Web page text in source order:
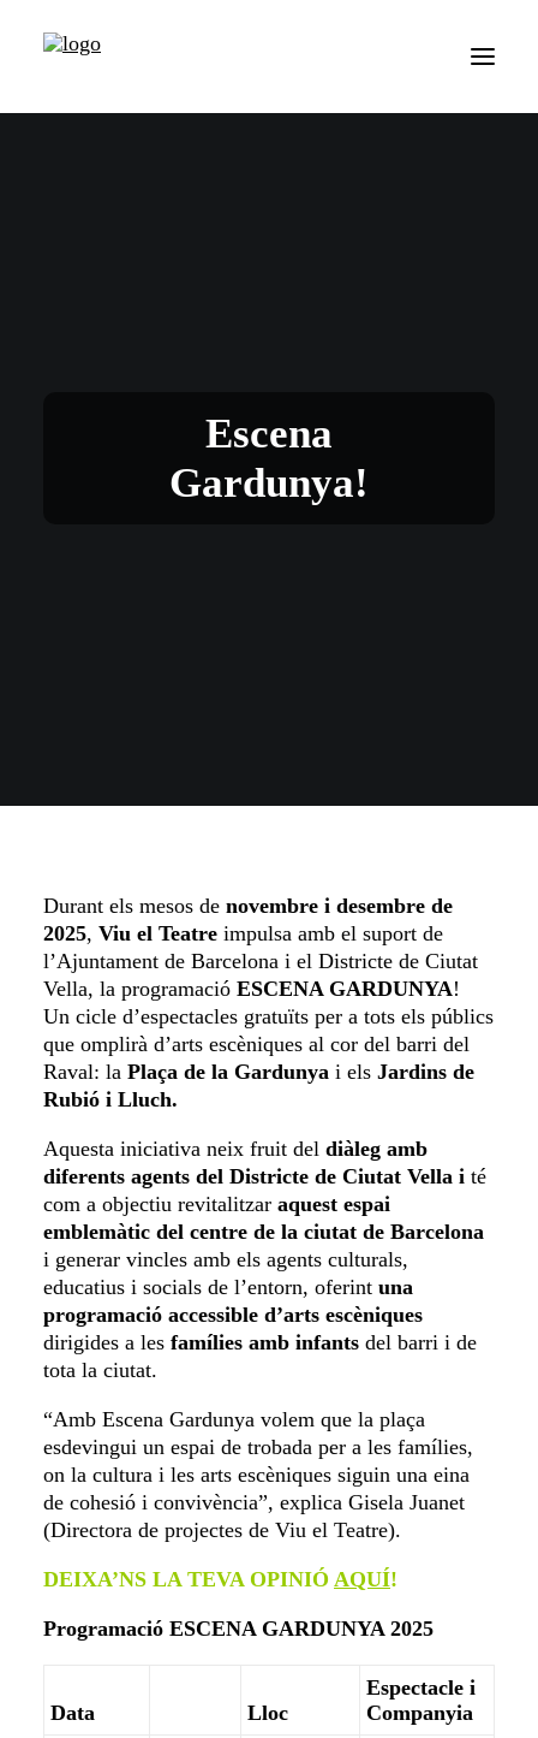
Escena
Gardunya!
Durant els mesos de novembre i desembre de
2025, Viu el Teatre impulsa amb el suport de
l’Ajuntament de Barcelona i el Districte de Ciutat
Vella, la programació ESCENA GARDUNYA!
Un cicle d’espectacles gratuïts per a tots els públics
que omplirà d’arts escèniques al cor del barri del
Raval: la Plaça de la Gardunya i els Jardins de
Rubió i Lluch.
Aquesta iniciativa neix fruit del diàleg amb
diferents agents del Districte de Ciutat Vella i té
com a objectiu revitalitzar aquest espai
emblemàtic del centre de la ciutat de Barcelona
i generar vincles amb els agents culturals,
educatius i socials de l’entorn, oferint una
programació accessible d’arts escèniques
dirigides a les famílies amb infants del barri i de
tota la ciutat.
“Amb Escena Gardunya volem que la plaça
esdevingui un espai de trobada per a les famílies,
on la cultura i les arts escèniques siguin una eina
de cohesió i convivència”, explica Gisela Juanet
(Directora de projectes de Viu el Teatre).
DEIXA’NS LA TEVA OPINIÓ AQUÍ!
Programació ESCENA GARDUNYA 2025
Data Lloc
Espectacle i
Companyia